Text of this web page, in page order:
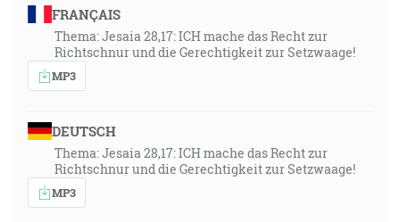
FRANÇAIS
Thema: Jesaia 28,17: ICH mache das Recht zur
Richtschnur und die Gerechtigkeit zur Setzwaage!
MP3
DEUTSCH
Thema: Jesaia 28,17: ICH mache das Recht zur
Richtschnur und die Gerechtigkeit zur Setzwaage!
MP3